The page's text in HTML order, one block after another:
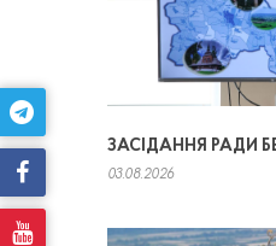
ЗАСІДАННЯ РАДИ
03.08.2026